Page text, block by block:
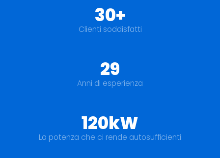
30+
Clienti soddisfatti
29
Anni di esperienza
120kW
La potenza che ci rende autosufficienti